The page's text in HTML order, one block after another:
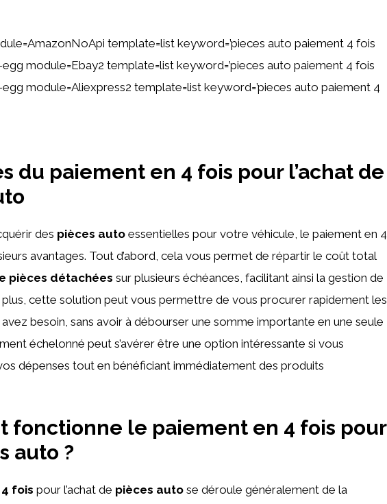
template=list keyword=’pieces auto paiement 4 fois
egg module=Ebay2 template=list keyword=’pieces auto paiement 4 fois
egg module=Aliexpress2 template=list keyword=’pieces auto paiement 4
du paiement en 4 fois pour l’achat de
des pièces auto essentielles pour votre véhicule, le paiement en 4
avantages. Tout d’abord, cela vous permet de répartir le coût total
pièces détachées sur plusieurs échéances, facilitant ainsi la gestion de
cette solution peut vous permettre de vous procurer rapidement les
besoin, sans avoir à débourser une somme importante en une seule
échelonné peut s’avérer être une option intéressante si vous
dépenses tout en bénéficiant immédiatement des produits
fonctionne le paiement en 4 fois pour
auto ?
fois pour l’achat de pièces auto se déroule généralement de la